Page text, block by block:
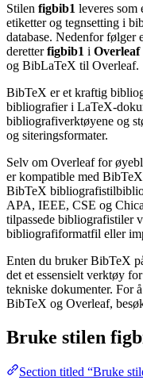
Stilen figbib1 leveres som
etiketter og tegnsetting i
database. Nedenfor
deretterfigbib1 i Overleaf
og BibLaTeX til Overleaf.
BibTeX er et kraftig
bibliografier i LaTeX-
bibliografiverktøyene og
og siteringsformater.
Selv om Overleaf for
er kompatible med
BibTeX
APA, IEEE, CSE og
tilpassede bibliografistiler
bibliografiformatfil eller
Enten du bruker BibTeX
det et essensielt verktøy
tekniske dokumenter. For
BibTeX og Overleaf,
Bruke stilen
Section titled “Bruke